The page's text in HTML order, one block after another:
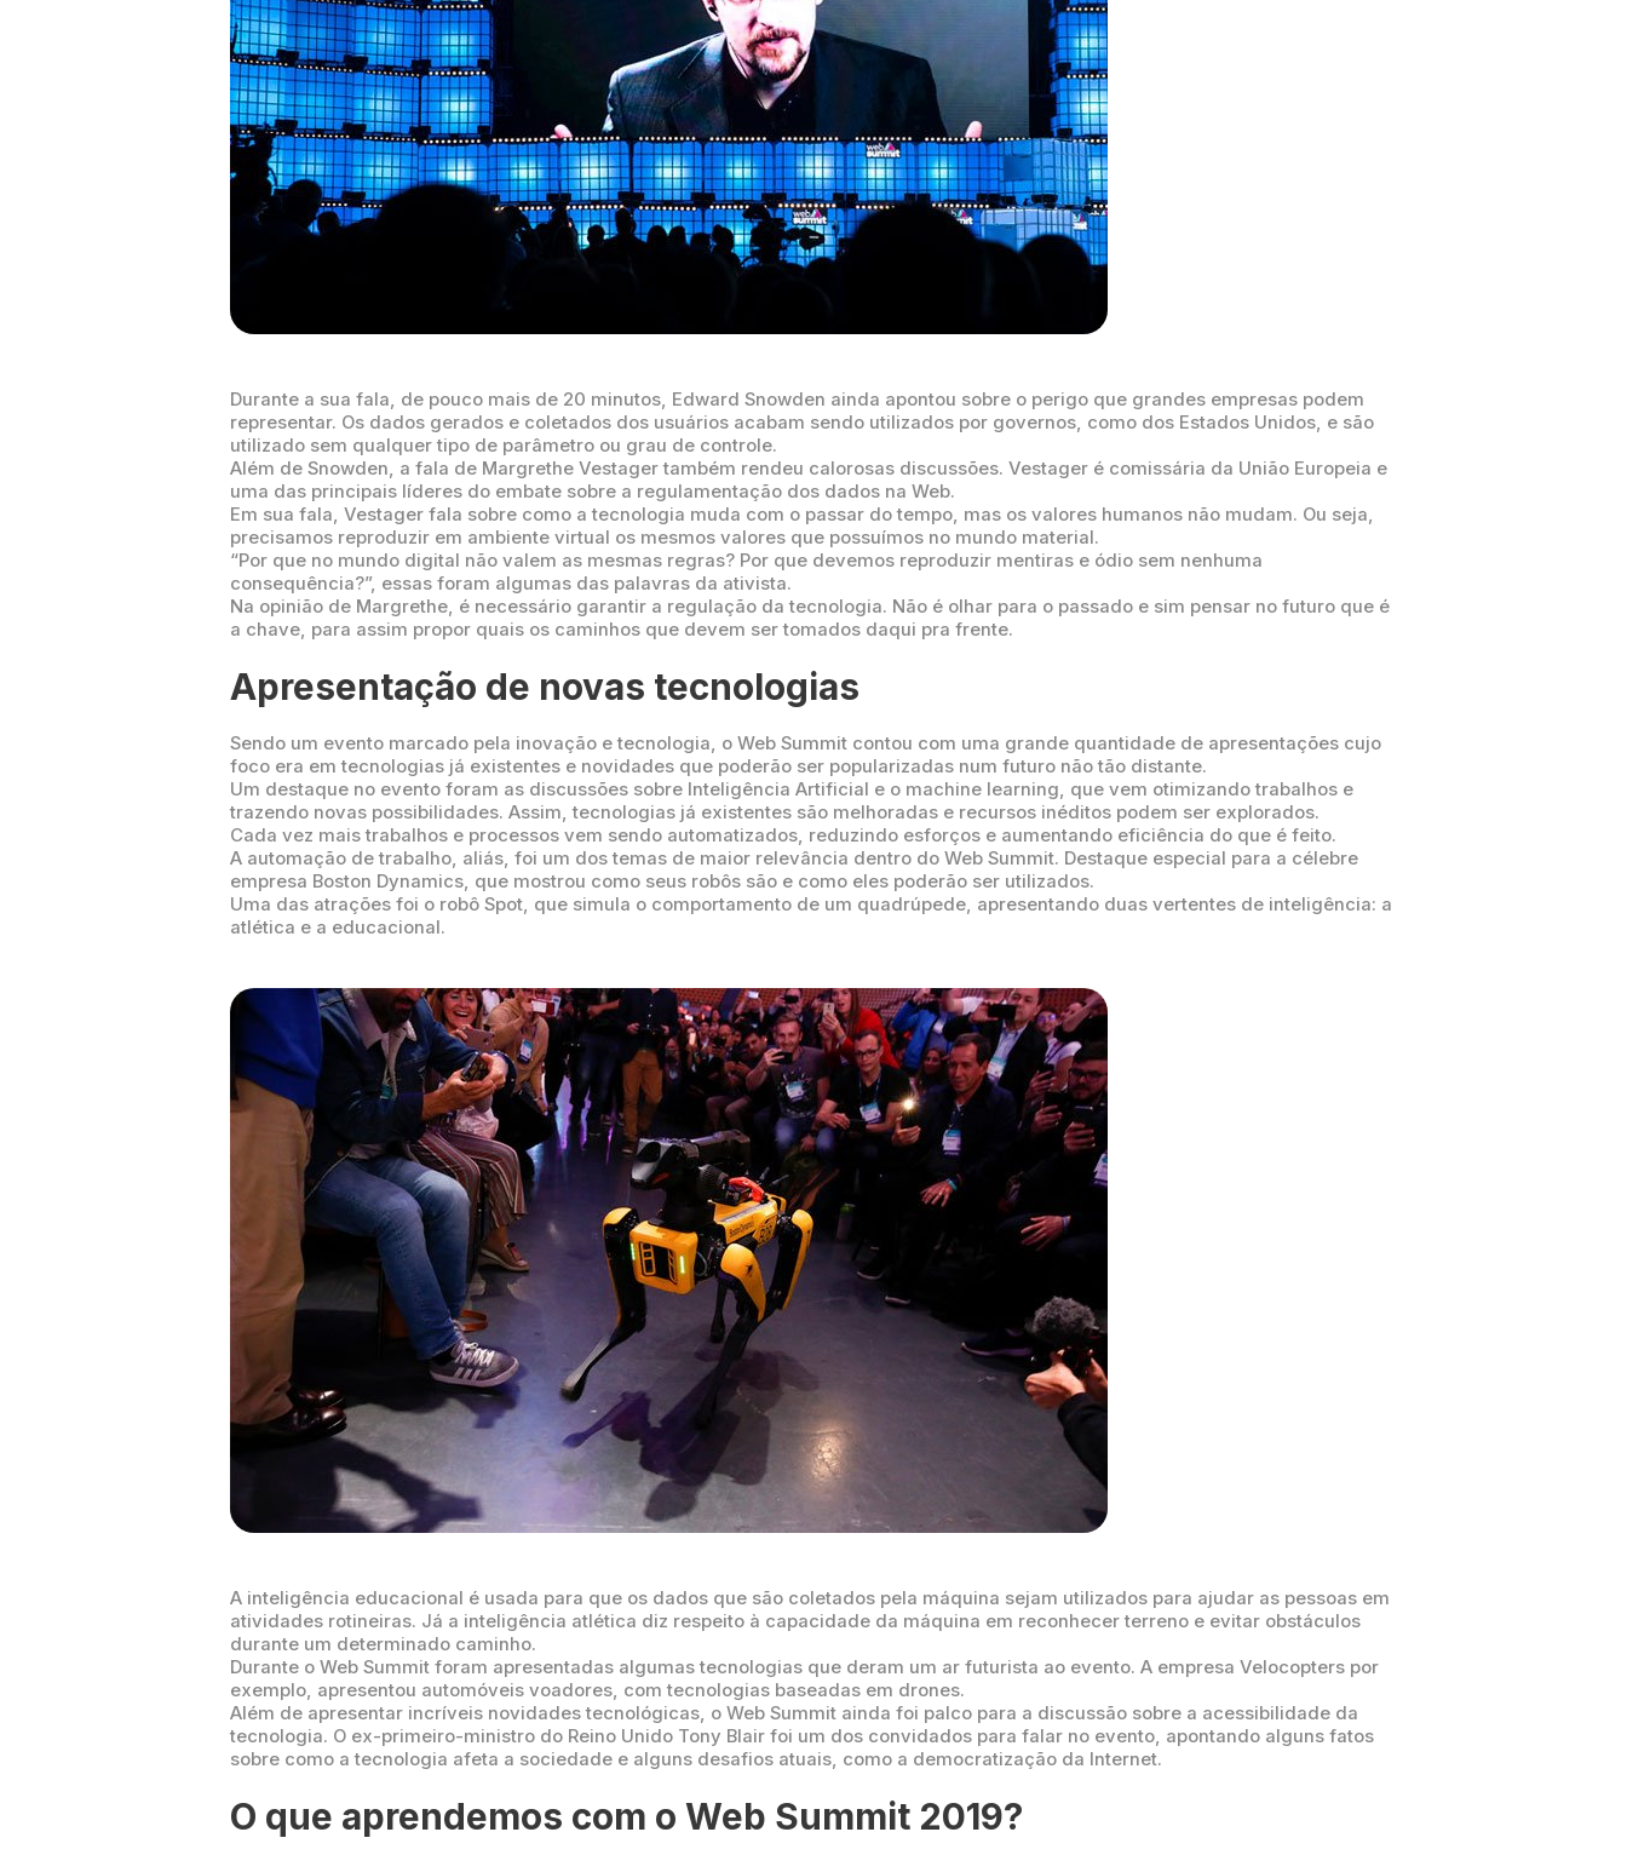
Durante a sua fala, de pouco mais de 20 minutos, Edward Snowden ainda apontou sobre o perigo que grandes empresas podem
representar. Os dados gerados e coletados dos usuários acabam sendo utilizados por governos, como dos Estados Unidos, e são
utilizado sem qualquer tipo de parâmetro ou grau de controle.
Além de Snowden, a fala de Margrethe Vestager também rendeu calorosas discussões. Vestager é comissária da União Europeia e
uma das principais líderes do embate sobre a regulamentação dos dados na Web.
Em sua fala, Vestager fala sobre como a tecnologia muda com o passar do tempo, mas os valores humanos não mudam. Ou seja,
precisamos reproduzir em ambiente virtual os mesmos valores que possuímos no mundo material.
“Por que no mundo digital não valem as mesmas regras? Por que devemos reproduzir mentiras e ódio sem nenhuma
consequência?”, essas foram algumas das palavras da ativista.
Na opinião de Margrethe, é necessário garantir a regulação da tecnologia. Não é olhar para o passado e sim pensar no futuro que é
a chave, para assim propor quais os caminhos que devem ser tomados daqui pra frente.
Apresentação de novas tecnologias
Sendo um evento marcado pela inovação e tecnologia, o Web Summit contou com uma grande quantidade de apresentações cujo
foco era em tecnologias já existentes e novidades que poderão ser popularizadas num futuro não tão distante.
Um destaque no evento foram as discussões sobre Inteligência Artificial e o machine learning, que vem otimizando trabalhos e
trazendo novas possibilidades. Assim, tecnologias já existentes são melhoradas e recursos inéditos podem ser explorados.
Cada vez mais trabalhos e processos vem sendo automatizados, reduzindo esforços e aumentando eficiência do que é feito.
A automação de trabalho, aliás, foi um dos temas de maior relevância dentro do Web Summit. Destaque especial para a célebre
empresa Boston Dynamics, que mostrou como seus robôs são e como eles poderão ser utilizados.
Uma das atrações foi o robô Spot, que simula o comportamento de um quadrúpede, apresentando duas vertentes de inteligência: a
atlética e a educacional.
A inteligência educacional é usada para que os dados que são coletados pela máquina sejam utilizados para ajudar as pessoas em
atividades rotineiras. Já a inteligência atlética diz respeito à capacidade da máquina em reconhecer terreno e evitar obstáculos
durante um determinado caminho.
Durante o Web Summit foram apresentadas algumas tecnologias que deram um ar futurista ao evento. A empresa Velocopters por
exemplo, apresentou automóveis voadores, com tecnologias baseadas em drones.
Além de apresentar incríveis novidades tecnológicas, o Web Summit ainda foi palco para a discussão sobre a acessibilidade da
tecnologia. O ex-primeiro-ministro do Reino Unido Tony Blair foi um dos convidados para falar no evento, apontando alguns fatos
sobre como a tecnologia afeta a sociedade e alguns desafios atuais, como a democratização da Internet.
O que aprendemos com o Web Summit 2019?